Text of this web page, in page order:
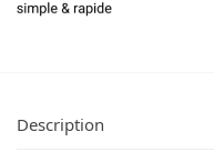
Description